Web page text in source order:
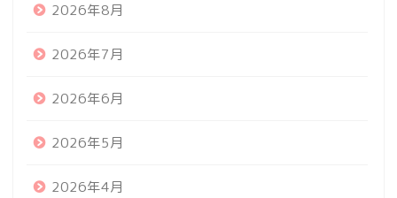
2026年8月
2026年7月
2026年6月
2026年5月
2026年4月